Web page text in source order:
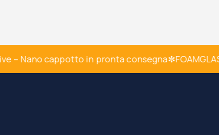
– Nano cappotto in pronta consegna✼